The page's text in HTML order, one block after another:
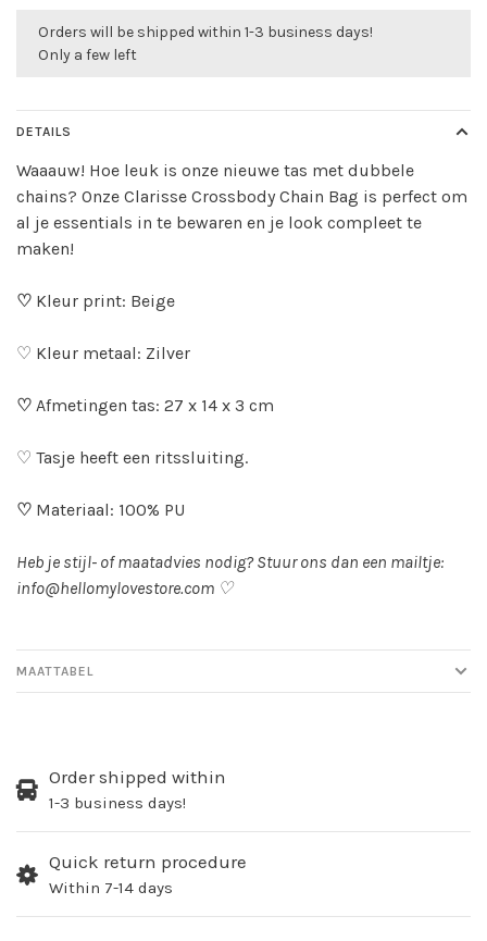
Orders will be shipped within 1-3 business days!
Only a few left
DETAILS
Waaauw! Hoe leuk is onze nieuwe tas met dubbele
chains? Onze Clarisse Crossbody Chain Bag is perfect om
al je essentials in te bewaren en je look compleet te
maken!
♡ Kleur print: Beige
♡ Kleur metaal: Zilver
♡ Afmetingen tas: 27 x 14 x 3 cm
♡ Tasje heeft een ritssluiting.
♡ Materiaal: 100% PU
Heb je stijl- of maatadvies nodig? Stuur ons dan een mailtje:
info@hellomylovestore.com ♡
MAATTABEL
Order shipped within
1-3 business days!
Quick return procedure
Within 7-14 days